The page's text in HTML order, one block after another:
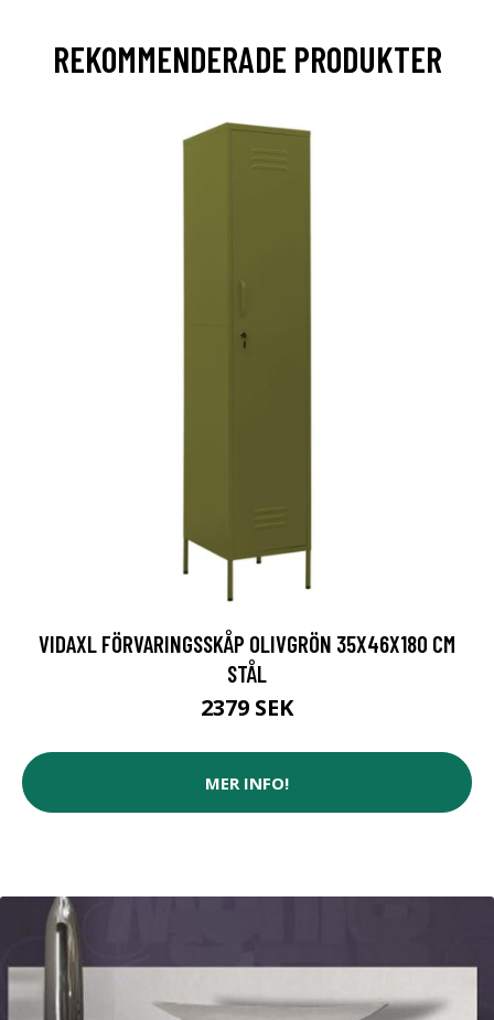
REKOMMENDERADE PRODUKTER
VIDAXL FÖRVARINGSSKÅP OLIVGRÖN 35X46X180 CM
STÅL
2379 SEK
MER INFO!